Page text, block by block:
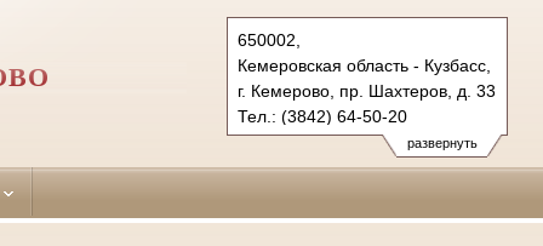
развернуть
650002,
Кемеровская область - Кузбасс,
г. Кемерово, пр. Шахтеров, д. 33
Тел.: (3842) 64-50-20
rudnichny.kmr@sudrf.ru